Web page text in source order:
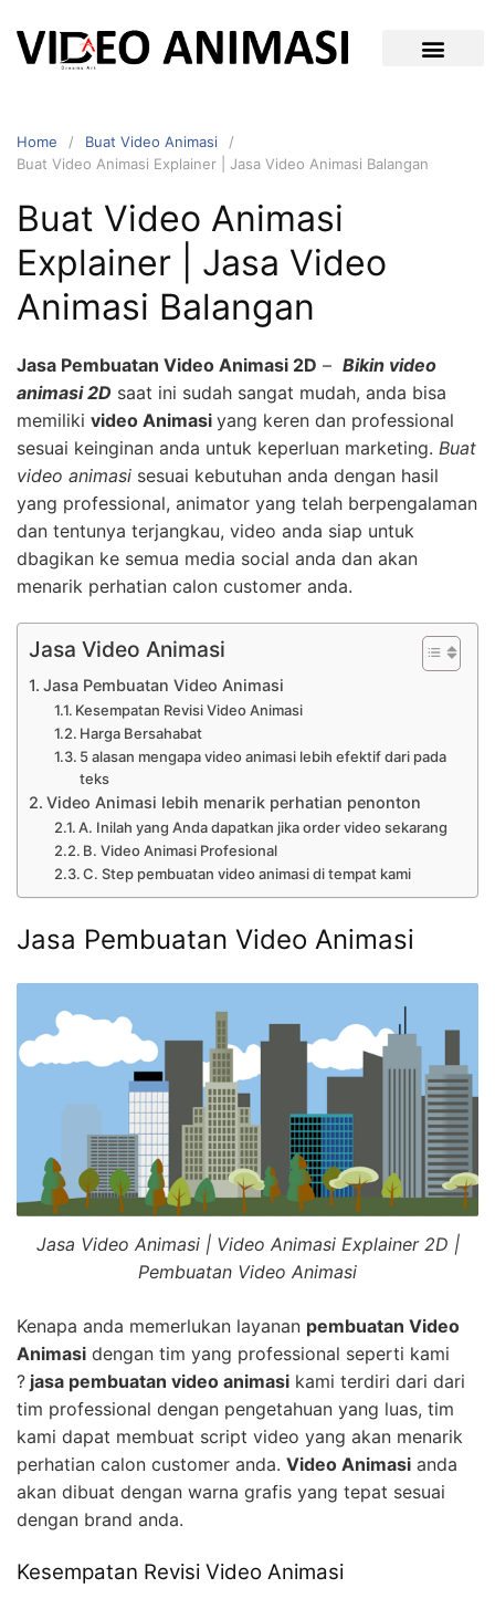
Home
Buat Video Animasi
Buat Video Animasi Explainer | Jasa Video Animasi Balangan
Buat Video Animasi
Explainer | Jasa Video
Animasi Balangan
Jasa Pembuatan Video Animasi 2D – Bikin video
animasi 2D saat ini sudah sangat mudah, anda bisa
memiliki video Animasi yang keren dan professional
sesuai keinginan anda untuk keperluan marketing. Buat
video animasi sesuai kebutuhan anda dengan hasil
yang professional, animator yang telah berpengalaman
dan tentunya terjangkau, video anda siap untuk
dbagikan ke semua media social anda dan akan
menarik perhatian calon customer anda.
Jasa Video Animasi
Jasa Pembuatan Video Animasi
Kesempatan Revisi Video Animasi
Harga Bersahabat
5 alasan mengapa video animasi lebih efektif dari pada
teks
Video Animasi lebih menarik perhatian penonton
A. Inilah yang Anda dapatkan jika order video sekarang
B. Video Animasi Profesional
C. Step pembuatan video animasi di tempat kami
Jasa Pembuatan Video Animasi
Jasa Video Animasi | Video Animasi Explainer 2D |
Pembuatan Video Animasi
Kenapa anda memerlukan layanan pembuatan Video
Animasi dengan tim yang professional seperti kami
? jasa pembuatan video animasi kami terdiri dari dari
tim professional dengan pengetahuan yang luas, tim
kami dapat membuat script video yang akan menarik
perhatian calon customer anda. Video Animasi anda
akan dibuat dengan warna grafis yang tepat sesuai
dengan brand anda.
Kesempatan Revisi Video Animasi